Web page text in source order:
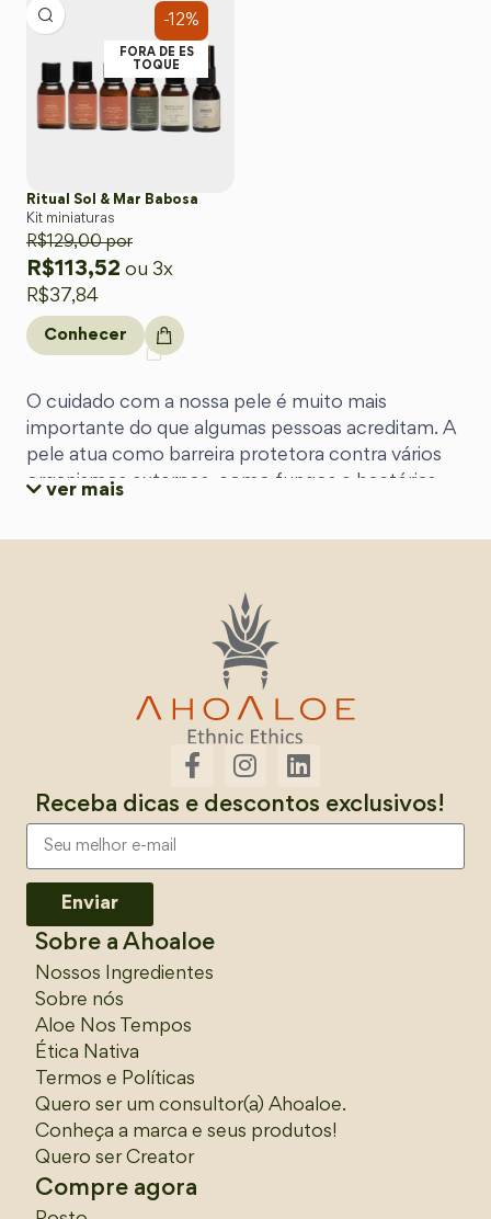
O cuidado com a nossa pele é muito mais
importante do que algumas pessoas acreditam. A
pele atua como barreira protetora contra vários
organismos externos, como fungos e bactérias.
A Ahoaloe possui, além de outros kits de beleza,
dois combos excelentes para quem procura
praticidade na rotina de beleza, sem perder o
prazer do autocuidado. Além do
, outros itens são essenciais para
recuperar a saúde da cútis e reduzir os impactos
de resíduos e exposições do dia a dia.
Kits corporais da Ahoaloe
Todos os produtos da Ahoaloe são orgânicos,
veganos e naturais. Isso significa que, além de
proporcionar contato mais próximo com a
natureza e cuidado com o meio ambiente, sua
pele recebe nutrientes únicos com inúmeros
benefícios.
O kit corporal antiestrias/celulite combina óleos
essenciais e vegetais com o hidratante base
Neutra. Juntos, eles atuam na diminuição e
ver mais
-12%
FORA DE ES
TOQUE
Ritual Sol & Mar Babosa
Kit miniaturas
R$129,00por
R$113,52 ou 3x
R$37,84
Conhecer
Sobre a Ahoaloe
Nossos Ingredientes
Sobre nós
Aloe Nos Tempos
Ética Nativa
Termos e Políticas
Quero ser um consultor(a) Ahoaloe.
Conheça a marca e seus produtos!
Quero ser Creator
Compre agora
Receba dicas e descontos exclusivos!
Enviar